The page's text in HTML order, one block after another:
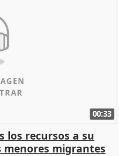
00:33
los recursos a su
menores migrantes